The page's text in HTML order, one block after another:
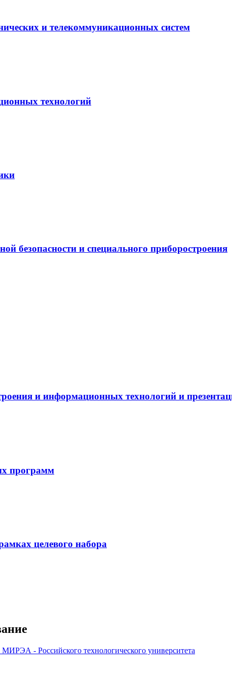
и телекоммуникационных систем
технологий
безопасности и специального приборостроения
и информационных технологий и
программ
целевого набора
- Российского технологического университета